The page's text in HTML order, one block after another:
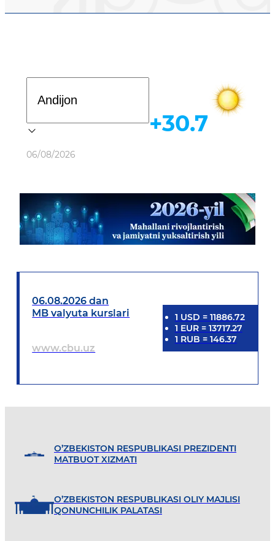
Ob-havo
06/08/2026
+30.7
06.08.2026 dan
MB valyuta kurslari
www.cbu.uz
1 USD = 11886.72
1 EUR= 13717.27
1 RUB = 146.37
O’ZBEKISTON RESPUBLIKASI PREZIDENTI
MATBUOT XIZMATI
O’ZBEKISTON RESPUBLIKASI OLIY MAJLISI
QONUNCHILIK PALATASI